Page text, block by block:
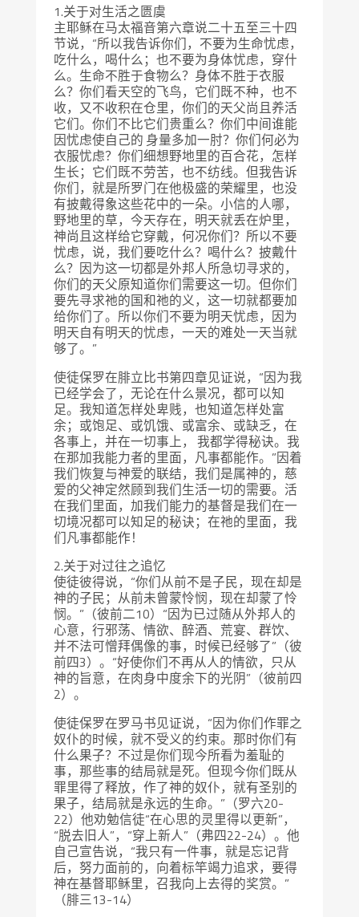
1.关于对生活之匮虞
主耶稣在马太福音第六章说二十五至三十四
节说，“所以我告诉你们，不要为生命忧虑，
吃什么，喝什么；也不要为身体忧虑，穿什
么。生命不胜于食物么？身体不胜于衣服
么？你们看天空的飞鸟，它们既不种，也不
收，又不收积在仓里，你们的天父尚且养活
它们。你们不比它们贵重么？你们中间谁能
因忧虑使自己的 身量多加一肘？你们何必为
衣服忧虑？你们细想野地里的百合花，怎样
生长；它们既不劳苦，也不纺线。但我告诉
你们，就是所罗门在他极盛的荣耀里，也没
有披戴得象这些花中的一朵。小信的人哪，
野地里的草，今天存在，明天就丢在炉里，
神尚且这样给它穿戴，何况你们？所以不要
忧虑，说，我们要吃什么？喝什么？披戴什
么？因为这一切都是外邦人所急切寻求的，
你们的天父原知道你们需要这一切。但你们
要先寻求祂的国和祂的义，这一切就都要加
给你们了。所以你们不要为明天忧虑，因为
明天自有明天的忧虑，一天的难处一天当就
够了。”
使徒保罗在腓立比书第四章见证说，“因为我
已经学会了，无论在什么景况，都可以知
足。我知道怎样处卑贱，也知道怎样处富
余；或饱足、或饥饿、或富余、或缺乏，在
各事上，并在一切事上， 我都学得秘诀。我
在那加我能力者的里面，凡事都能作。”因着
我们恢复与神爱的联结，我们是属神的，慈
爱的父神定然顾到我们生活一切的需要。活
在我们里面，加我们能力的基督是我们在一
切境况都可以知足的秘诀；在祂的里面，我
们凡事都能作！
2.关于对过往之追忆
使徒彼得说，“你们从前不是子民，现在却是
神的子民；从前未曾蒙怜悯，现在却蒙了怜
悯。”（彼前二10）“因为已过随从外邦人的
心意，行邪荡、情欲、醉酒、荒宴、群饮、
并不法可憎拜偶像的事，时候已经够了”（彼
前四3）。“好使你们不再从人的情欲，只从
神的旨意，在肉身中度余下的光阴”（彼前四
2）。
使徒保罗在罗马书见证说，“因为你们作罪之
奴仆的时候，就不受义的约束。那时你们有
什么果子？不过是你们现今所看为羞耻的
事，那些事的结局就是死。但现今你们既从
罪里得了释放，作了神的奴仆，就有圣别的
果子，结局就是永远的生命。”（罗六20-
22）他劝勉信徒“在心思的灵里得以更新”，
“脱去旧人”，“穿上新人”（弗四22-24）。他
自己宣告说，“我只有一件事，就是忘记背
后，努力面前的，向着标竿竭力追求，要得
神在基督耶稣里，召我向上去得的奖赏。”
（腓三13-14）